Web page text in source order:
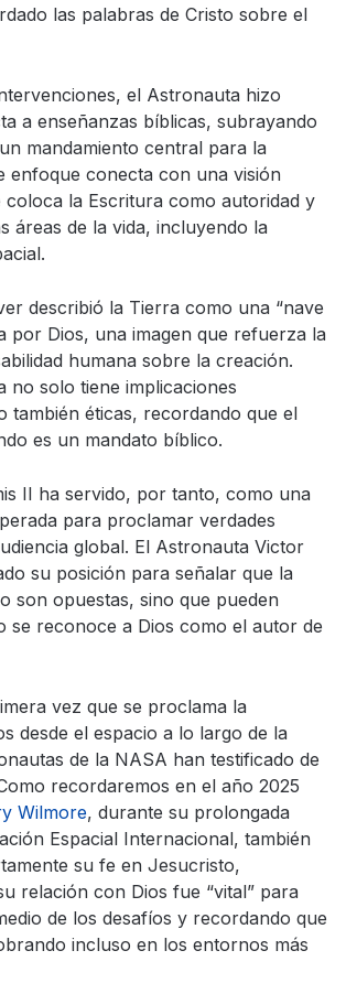
las palabras de Cristo sobre el
el Astronauta hizo
a enseñanzas bíblicas, subrayando
mandamiento central para la
enfoque conecta con una visión
coloca la Escritura como autoridad y
áreas de la vida, incluyendo la
describió la Tierra como una “nave
por Dios, una imagen que refuerza la
humana sobre la creación.
no solo tiene implicaciones
también éticas, recordando que el
es un mandato bíblico.
II ha servido, por tanto, como una
para proclamar verdades
global. El Astronauta Victor
su posición para señalar que la
son opuestas, sino que pueden
se reconoce a Dios como el autor de
vez que se proclama la
desde el espacio a lo largo de la
de la NASA han testificado de
recordaremos en el año 2025
Wilmore, durante su prolongada
Espacial Internacional, también
su fe en Jesucristo,
relación con Dios fue “vital” para
de los desafíos y recordando que
incluso en los entornos más